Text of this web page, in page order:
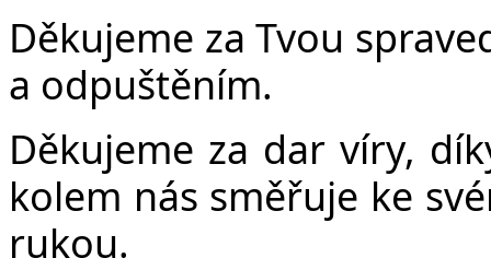
Děkujeme za Tvou
a odpuštěním.
Děkujeme za dar víry,
kolem nás směřuje ke
rukou.